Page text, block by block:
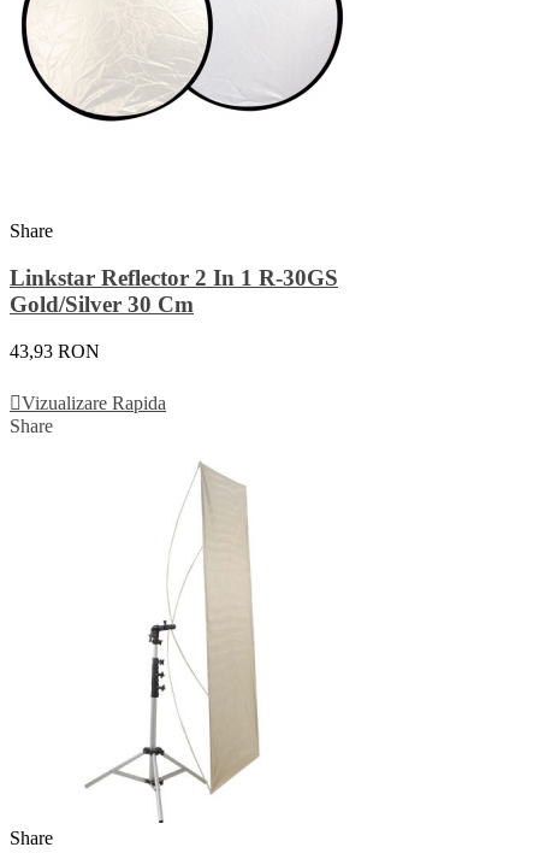
Share
Linkstar Reflector 2 In 1 R-30GS
Gold/Silver 30 Cm
43,93 RON
Vizualizare Rapida
Share
Share